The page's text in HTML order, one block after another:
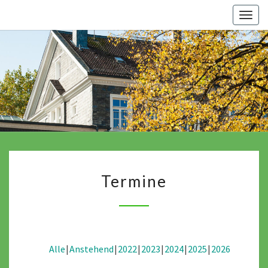
Termine
Alle Anstehend 2022 2023 2024 2025 2026